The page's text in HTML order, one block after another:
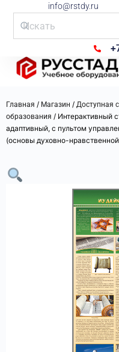
info@rstdy.ru
Главная / Магазин / Доступная
образования / Интерактивный
адаптивный, с пультом
(основы духовно-